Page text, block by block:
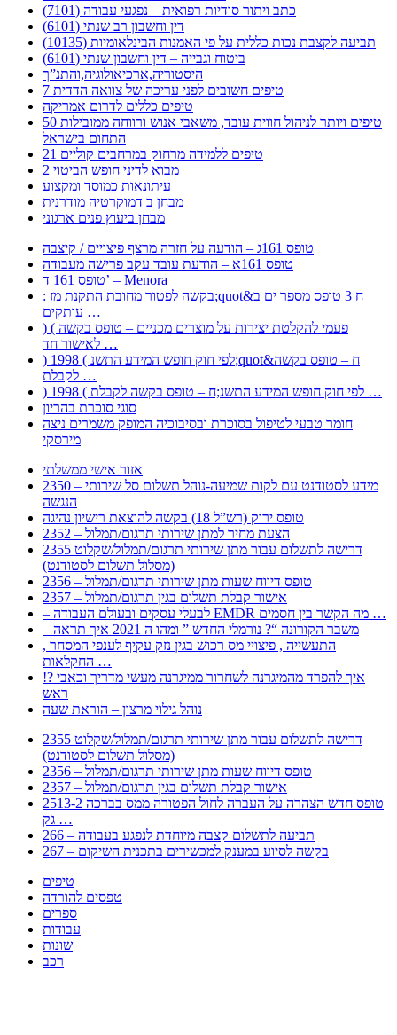
כתב ויתור סודיות רפואית – נפגעי עבודה (7101)
דין וחשבון רב שנתי (6101)
תביעה לקצבת נכות כללית על פי האמנות הבינלאומיות (10135)
ביטוח וגבייה – דין וחשבון שנתי (6101)
היסטוריה,ארכיאולוגיה,והתנ”ך
7 טיפים חשובים לפני עריכה של צוואה הדדית
טיפים כללים לדרום אמריקה
50 טיפים ויותר לניהול חווית עובד, משאבי אנוש ורווחה ממובילות
התחום בישראל
21 טיפים ללמידה מרחוק במרחבים קוליים
מבוא לדיני חופש הביטוי 2
עיתונאות כמוסד ומקצוע
מבחן ב דמוקרטיה מודרנית
מבחן ביעוץ פנים ארגוני
טופס 161ג – הודעה על חזרה מרצף פיצויים / קיצבה
טופס 161א – הודעת עובד עקב פרישה מעבודה
טופס 161 ד’ – Menora
: בקשה לפטור מחובת התקנת מז;quot&ח 3 טופס מספר ים ב
עותקים …
) ( פעמי להקלטת יצירות על מוצרים מכניים – טופס בקשה
לאישור חד …
) 1998 ( לפי חוק חופש המידע התשנ;quot&ח – טופס בקשה
לקבלת …
) 1998 ( לפי חוק חופש המידע התשנ;ח – טופס בקשה לקבלת …
סוגי סוכרת בהריון
חומר טבעי לטיפול בסוכרת ובסיבוכיה המופק משמרים ניצה
מירסקי
אזור אישי ממשלתי
2350 – מידע לסטודנט עם לקות שמיעה-נוהל תשלום סל שירותי
הנגשה
טופס ירוק (רש”ל 18) בקשה להוצאת רישיון נהיגה
2352 – הצעת מחיר למתן שירותי תרגום/תמלול
2355 דרישה לתשלום עבור מתן שירותי תרגום/תמלול/שקלוט
(מסלול תשלום לסטודנט)
2356 – טופס דיווח שעות מתן שירותי תרגום/תמלול
2357 – אישור קבלת תשלום בגין תרגום/תמלול
– לבעלי עסקים ובעולם העבודה EMDR מה הקשר בין חסמים …
– משבר הקורונה “? נורמלי החדש ” ומהו ה 2021 איך תראה
, התעשייה , פיצויי מס רכוש בגין נזק עקיף לענפי המסחר
החקלאות …
!? איך להפרד מהמיגרנה לשחרור ממיגרנה מעשי מדריך וכאבי
ראש
נוהל גילוי מרצון – הוראת שעה
2355 דרישה לתשלום עבור מתן שירותי תרגום/תמלול/שקלוט
(מסלול תשלום לסטודנט)
2356 – טופס דיווח שעות מתן שירותי תרגום/תמלול
2357 – אישור קבלת תשלום בגין תרגום/תמלול
2513-2 טופס חדש הצהרה על העברה לחול הפטורה ממס בברכה
גק …
266 – תביעה לתשלום קצבה מיוחדת לנפגע בעבודה
267 – בקשה לסיוע במענק למכשירים בתכנית השיקום
טיפים
טפסים להורדה
ספרים
עבודות
שונות
רכב